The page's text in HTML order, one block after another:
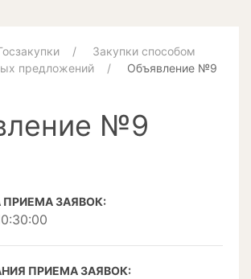
Закупки способом
предложений
Объявление №9
№9
ПРИЕМА ЗАЯВОК:
ПРИЕМА ЗАЯВОК: